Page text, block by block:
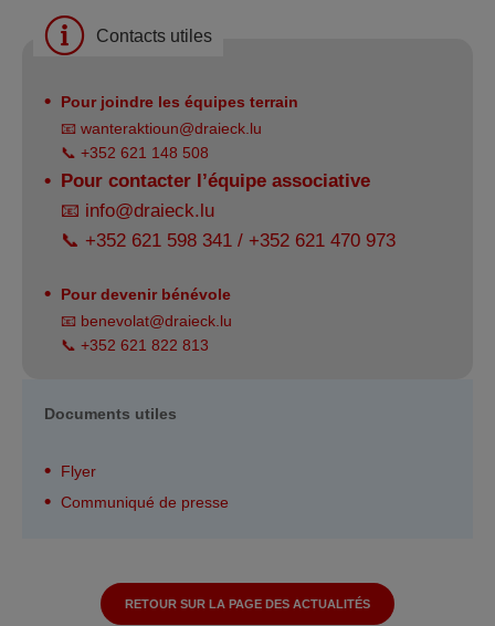
Contacts utiles
Pour joindre les équipes terrain
📧 wanteraktioun@draieck.lu
📞 +352 621 148 508
Pour contacter l’équipe associative
📧 info@draieck.lu
📞 +352 621 598 341 / +352 621 470 973
Pour devenir bénévole
📧 benevolat@draieck.lu
📞 +352 621 822 813
Documents utiles
Flyer
Communiqué de presse
RETOUR SUR LA PAGE DES ACTUALITÉS